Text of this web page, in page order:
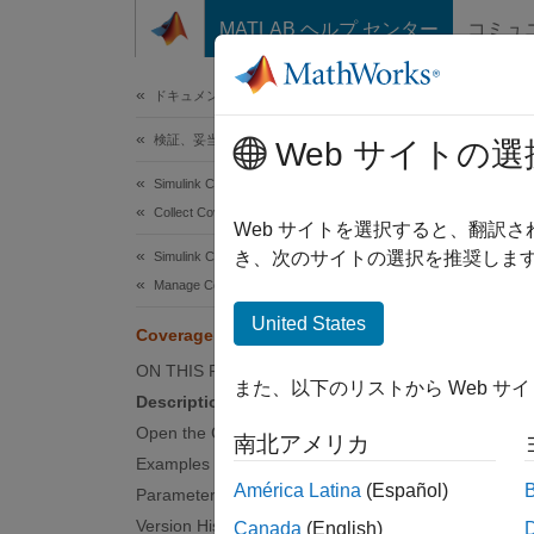
コンテンツへスキップ
MATLAB ヘルプ センター コミュ
ドキュメンテーションのホーム
検証、妥当性確認、テスト
Simulink Coverage
Collect Coverage for Models
Simulink Coverage
Manage Coverage Data
Coverage Analyzer
ON THIS PAGE
Description
Open the Coverage Analyzer App
Examples
Parameters
Version History
In the
Web サイトの選
Web サイトを選択すると、翻訳
き、次のサイトの選択を推奨しま
United States
また、以下のリストから Web サ
南北アメリカ
América Latina (Español)
Canada (English)